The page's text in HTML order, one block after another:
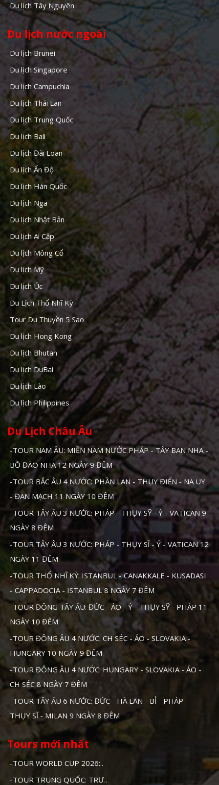
Du lịch Tây Nguyên
Du lịch nước ngoài
Du lịch Brunei
Du lịch Singapore
Du lịch Campuchia
Du lịch Thái Lan
Du lịch Trung Quốc
Du lịch Bali
Du lịch Đài Loan
Du lịch Ấn Độ
Du lịch Hàn Quốc
Du lịch Nga
Du lịch Nhật Bản
Du lịch Ai Cập
Du lịch Mông Cổ
Du lịch Mỹ
Du lịch Úc
Du Lịch Thổ Nhĩ Kỳ
Tour Du Thuyền 5 Sao
Du lịch Hong Kong
Du lịch Bhutan
Du lịch DuBai
Du lịch Lào
Du lịch Philippines
Du Lịch Châu Âu
-TOUR NAM ÂU: MIỀN NAM NƯỚC PHÁP - TÂY BAN NHA -
BỒ ĐÀO NHA 12 NGÀY 9 ĐÊM
-TOUR BẮC ÂU 4 NƯỚC: PHẦN LAN - THỤY ĐIỂN - NA UY
- ĐAN MẠCH 11 NGÀY 10 ĐÊM
-TOUR TÂY ÂU 3 NƯỚC: PHÁP - THỤY SỸ - Ý - VATICAN 9
NGÀY 8 ĐÊM
-TOUR TÂY ÂU 3 NƯỚC: PHÁP - THỤY SĨ - Ý - VATICAN 12
NGÀY 11 ĐÊM
-TOUR THỔ NHĨ KỲ: ISTANBUL - CANAKKALE - KUSADASI
- CAPPADOCIA - ISTANBUL 8 NGÀY 7 ĐÊM
-TOUR ĐÔNG TÂY ÂU: ĐỨC - ÁO - Ý - THỤY SỸ - PHÁP 11
NGÀY 10 ĐÊM
-TOUR ĐÔNG ÂU 4 NƯỚC: CH SÉC - ÁO - SLOVAKIA -
HUNGARY 10 NGÀY 9 ĐÊM
-TOUR ĐÔNG ÂU 4 NƯỚC: HUNGARY - SLOVAKIA - ÁO -
CH SÉC 8 NGÀY 7 ĐÊM
-TOUR TÂY ÂU 6 NƯỚC: ĐỨC - HÀ LAN - BỈ - PHÁP -
THỤY SĨ - MILAN 9 NGÀY 8 ĐÊM
Tours mới nhất
-TOUR WORLD CUP 2026:..
-TOUR TRUNG QUỐC: TRƯ..